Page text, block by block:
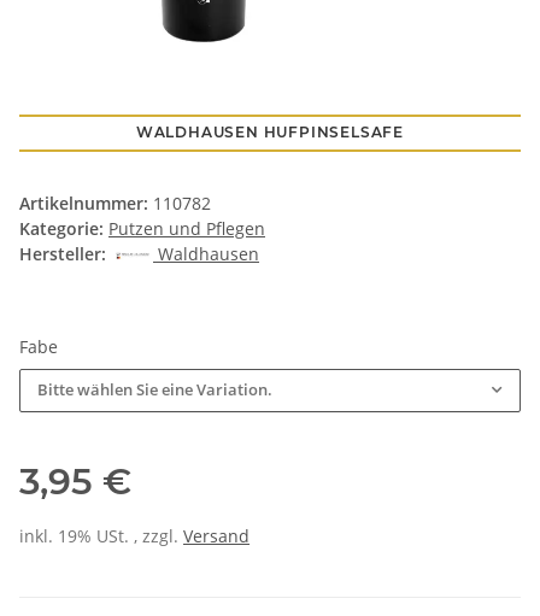
WALDHAUSEN HUFPINSELSAFE
Artikelnummer: 110782
Kategorie: Putzen und Pflegen
Hersteller:
Waldhausen
Fabe
Bitte wählen Sie eine Variation.
3,95 €
inkl. 19% USt. , zzgl. Versand